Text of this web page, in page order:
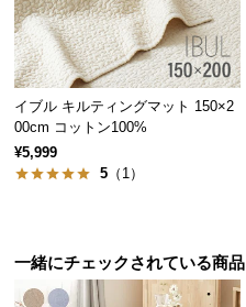
約
に
つ
い
て
サ
イブル キルティングマット 150×2
00cm コットン100%
¥5,999
5 （1）
一緒にチェックされている商品